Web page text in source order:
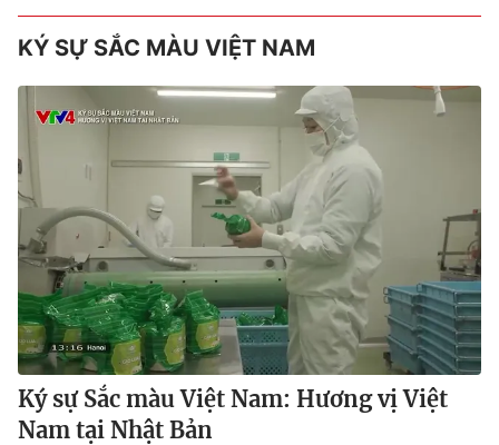
KÝ SỰ SẮC MÀU VIỆT NAM
Ký sự Sắc màu Việt Nam: Hương vị Việt
Nam tại Nhật Bản